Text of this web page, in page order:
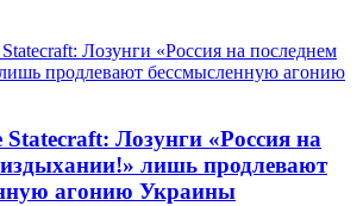
Statecraft: Лозунги «Россия на
лишь продлевают
агонию Украины